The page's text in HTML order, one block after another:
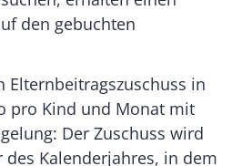
den gebuchten
Elternbeitragszuschuss in
pro Kind und Monat mit
Der Zuschuss wird
des Kalenderjahres, in dem